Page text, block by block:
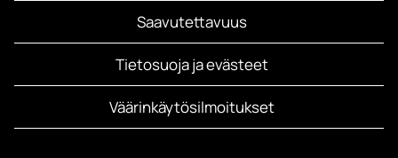
Saavutettavuus
Tietosuoja ja evästeet
Väärinkäytösilmoitukset